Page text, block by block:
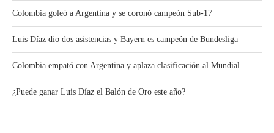
Colombia goleó a Argentina y se coronó campeón Sub-17
Luis Díaz dio dos asistencias y Bayern es campeón de Bundesliga
Colombia empató con Argentina y aplaza clasificación al Mundial
¿Puede ganar Luis Díaz el Balón de Oro este año?